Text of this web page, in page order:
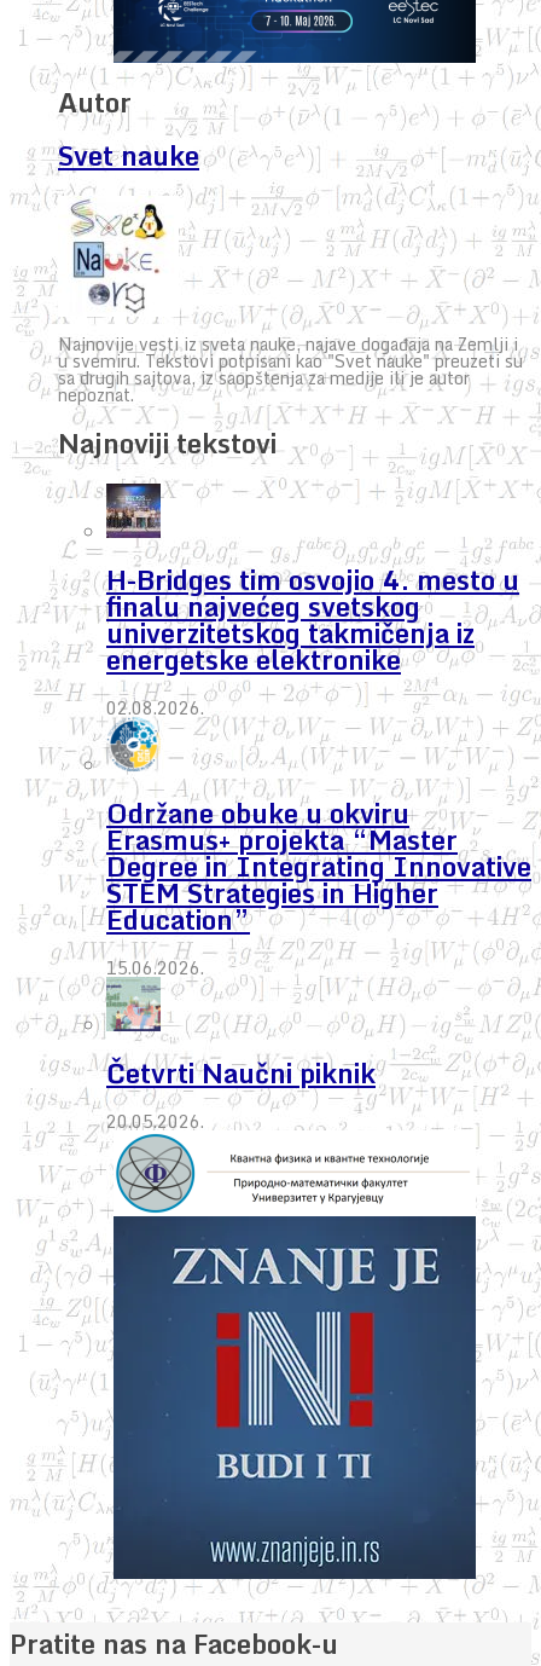
Autor
Svet nauke
Najnovije vesti iz sveta nauke, najave događaja na Zemlji i
u svemiru. Tekstovi potpisani kao "Svet nauke" preuzeti su
sa drugih sajtova, iz saopštenja za medije ili je autor
nepoznat.
Najnoviji tekstovi
H-Bridges tim osvojio 4. mesto u
finalu najvećeg svetskog
univerzitetskog takmičenja iz
energetske elektronike
02.08.2026.
Održane obuke u okviru
Erasmus+ projekta “Master
Degree in Integrating Innovative
STEM Strategies in Higher
Education”
15.06.2026.
Četvrti Naučni piknik
20.05.2026.
Pratite nas na Facebook-u